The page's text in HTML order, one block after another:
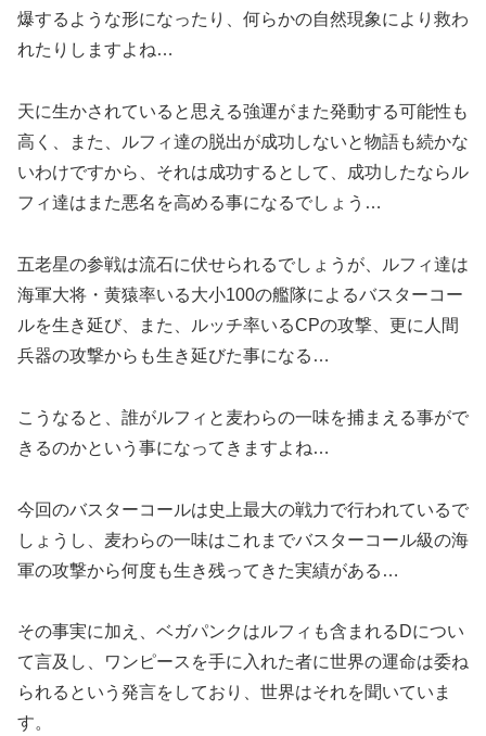
爆するような形になったり、何らかの自然現象により救わ
れたりしますよね…
天に生かされていると思える強運がまた発動する可能性も
高く、また、ルフィ達の脱出が成功しないと物語も続かな
いわけですから、それは成功するとして、成功したならル
フィ達はまた悪名を高める事になるでしょう…
五老星の参戦は流石に伏せられるでしょうが、ルフィ達は
海軍大将・黄猿率いる大小100の艦隊によるバスターコー
ルを生き延び、また、ルッチ率いるCPの攻撃、更に人間
兵器の攻撃からも生き延びた事になる…
こうなると、誰がルフィと麦わらの一味を捕まえる事がで
きるのかという事になってきますよね…
今回のバスターコールは史上最大の戦力で行われているで
しょうし、麦わらの一味はこれまでバスターコール級の海
軍の攻撃から何度も生き残ってきた実績がある…
その事実に加え、ベガパンクはルフィも含まれるDについ
て言及し、ワンピースを手に入れた者に世界の運命は委ね
られるという発言をしており、世界はそれを聞いていま
す。